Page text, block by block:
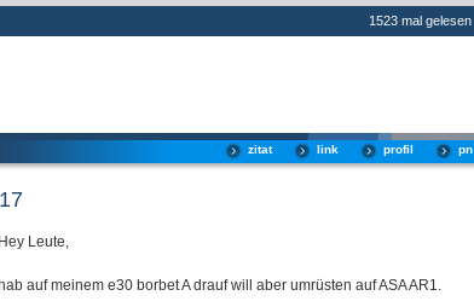
1523 mal gelesen
pn
profil
link
zitat
Hey Leute,
hab auf meinem e30 borbet A drauf will aber umrüsten auf ASA AR1.